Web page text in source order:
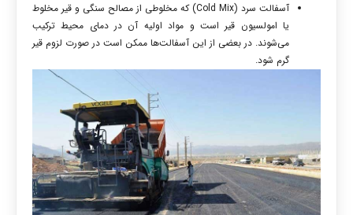
آسفالت سرد (Cold Mix) که مخلوطی از مصالح سنگی و قیر مخلوط
یا امولسیون قیر است و مواد اولیه آن در دمای محیط ترکیب
می‌شوند. در بعضی از این آسفالت‌ها ممکن است در صورت لزوم قیر
گرم شود.